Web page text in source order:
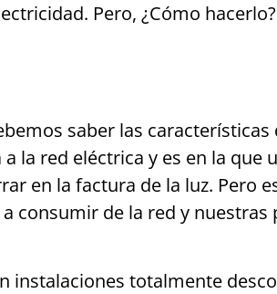
Pero, ¿Cómo
saber las
la red eléctrica y es en la que
en la factura de la luz. Pero
consumir de la red y nuestras
instalaciones totalmente